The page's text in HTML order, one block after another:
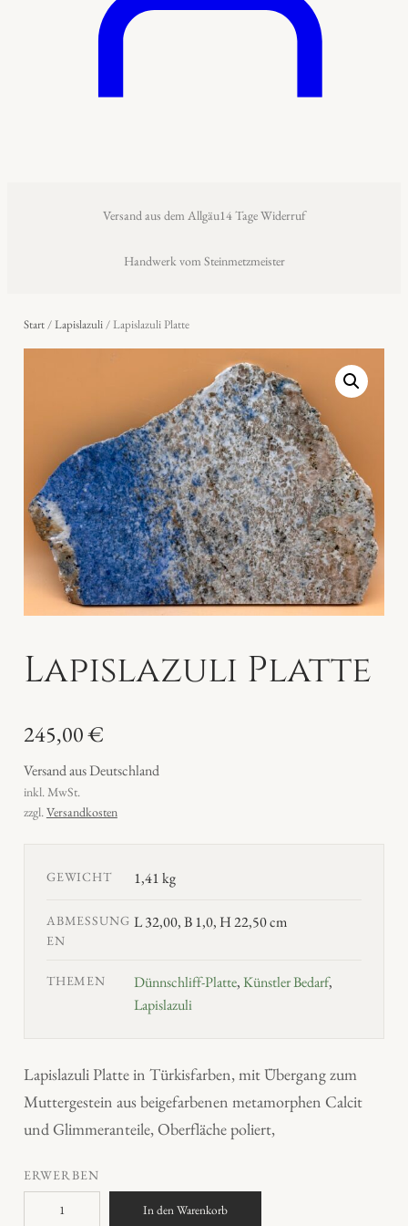
Versand aus dem Allgäu14 Tage Widerruf
Handwerk vom Steinmetzmeister
Start/Lapislazuli/ Lapislazuli Platte
Lapislazuli Platte
245,00€
Versand aus Deutschland
inkl. MwSt.
zzgl.Versandkosten
GEWICHT 1,41 kg
ABMESSUNG
EN
L 32,00, B 1,0, H 22,50 cm
THEMEN Dünnschliff-Platte,Künstler Bedarf,
Lapislazuli
Lapislazuli Platte in Türkisfarben, mit Übergang zum
Muttergestein aus beigefarbenen metamorphen Calcit
und Glimmeranteile, Oberfläche poliert,
ERWERBEN
In den Warenkorb